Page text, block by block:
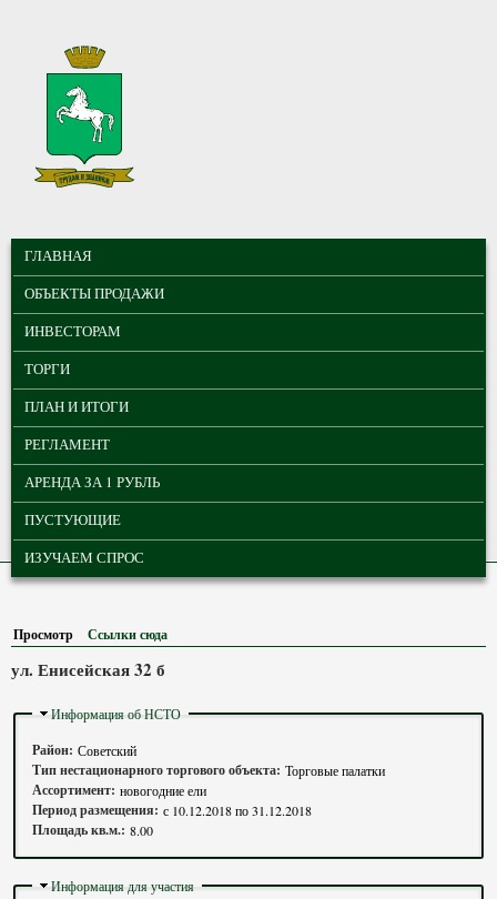
МУНИЦИПАЛЬНЫЕ
ТОРГИ ГОРОДА
ТОМСКА
ГЛАВНОЕ МЕНЮ
ГЛАВНАЯ
ОБЪЕКТЫ ПРОДАЖИ
ИНВЕСТОРАМ
ТОРГИ
ПЛАН И ИТОГИ
РЕГЛАМЕНТ
АРЕНДА ЗА 1 РУБЛЬ
ПУСТУЮЩИЕ
ИЗУЧАЕМ СПРОС
Просмотр (активная вкладка)
Ссылки сюда
ул. Енисейская 32 б
Скрыть
Информация об НСТО
Район: Советский
Тип нестационарного торгового объекта: Торговые палатки
Ассортимент: новогодние ели
Период размещения: с 10.12.2018по31.12.2018
Площадь кв.м.: 8.00
Скрыть
Информация для участия